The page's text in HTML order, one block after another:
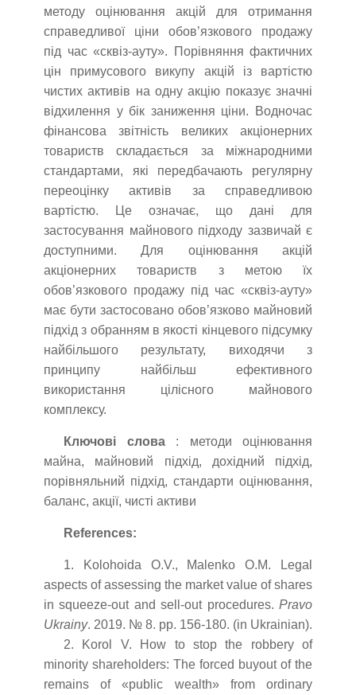
методу оцінювання акцій для отримання
справедливої ціни обов’язкового продажу
під час «сквіз-ауту». Порівняння фактичних
цін примусового викупу акцій із вартістю
чистих активів на одну акцію показує значні
відхилення у бік заниження ціни. Водночас
фінансова звітність великих акціонерних
товариств складається за міжнародними
стандартами, які передбачають регулярну
переоцінку активів за справедливою
вартістю. Це означає, що дані для
застосування майнового підходу зазвичай є
доступними. Для оцінювання акцій
акціонерних товариств з метою їх
обов’язкового продажу під час «сквіз-ауту»
має бути застосовано обов’язково майновий
підхід з обранням в якості кінцевого підсумку
найбільшого результату, виходячи з
принципу найбільш ефективного
використання цілісного майнового
комплексу.
Ключові слова: методи оцінювання
майна, майновий підхід, дохідний підхід,
порівняльний підхід, стандарти оцінювання,
баланс, акції, чисті активи
References:
1. Kolohoida O.V., Malenko O.M. Legal
aspects of assessing the market value of shares
in squeeze-out and sell-out procedures. Pravo
Ukrainy. 2019. № 8. pp. 156-180. (in Ukrainian).
2. Korol V. How to stop the robbery of
minority shareholders: The forced buyout of the
remains of «public wealth» from ordinary